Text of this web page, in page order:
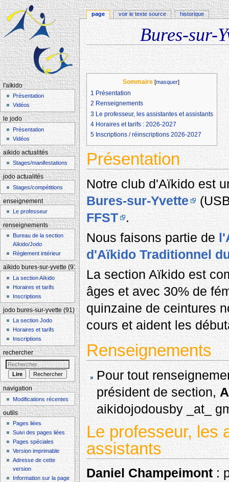
Bures-sur-
Aller à :navigation , rechercher
Sommaire[masquer]
1 Présentation
2 Renseignements
3 Le professeur, les assistantes et assistants
4 Horaires et tarifs : 2026-2027
5 Inscriptions / réinscriptions 2026-2027
Présentation
Notre club d'Aïkido est
Bures-sur-Yvette
FFST .
Nous faisons partie de
d'Aïkido Traditionnel
La section Aïkido est
âges et avec 30% de
quinzaine de ceintures
cours et aident les
Renseignements
Pour tout
président de section,
aikidojodousby _at_
Le professeur, les
assistants
Daniel Champeimont:
page voir le texte source historique
l'aïkido
Présentation
Vidéos
le jodo
Présentation
Vidéos
aïkido actualités
Stages/manifestations
jodo actualités
Stages/compétitions
enseignement
Le professeur
renseignements
Bureau de la section
Aïkido/Jodo
Règlement intérieur
aïkido bures-sur-yvette (91)
La section Aïkido
Horaires et tarifs
Inscriptions
jodo bures-sur-yvette (91)
La section Jodo
Horaires et tarifs
Inscriptions
rechercher
navigation
Modifications récentes
outils
Pages liées
Suivi des pages liées
Pages spéciales
Version imprimable
Adresse de cette
version
Information sur la page